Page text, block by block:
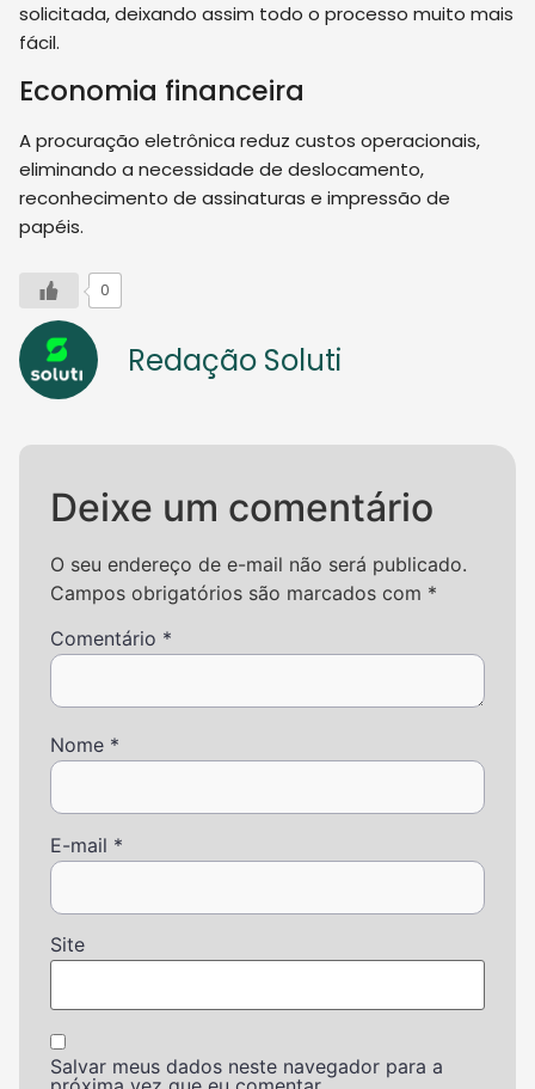
solicitada, deixando assim todo o processo muito mais
fácil.
Economia financeira
A procuração eletrônica reduz custos operacionais,
eliminando a necessidade de deslocamento,
reconhecimento de assinaturas e impressão de
papéis.
0
Redação Soluti
Deixe um comentário
O seu endereço de e-mail não será publicado.
Campos obrigatórios são marcados com *
Comentário *
Nome *
E-mail *
Site
Salvar meus dados neste navegador para a